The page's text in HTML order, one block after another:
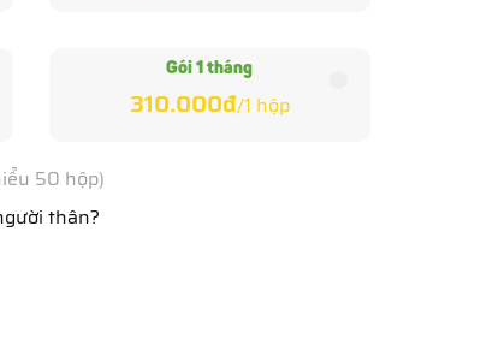
Gói 1 tháng
310.000đ/1 hộp
50 hộp)
thân?